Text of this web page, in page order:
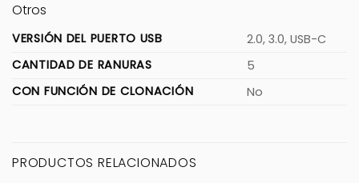
Otros
VERSIÓN DEL PUERTO USB
2.0, 3.0, USB-C
CANTIDAD DE RANURAS
5
CON FUNCIÓN DE CLONACIÓN
No
PRODUCTOS RELACIONADOS